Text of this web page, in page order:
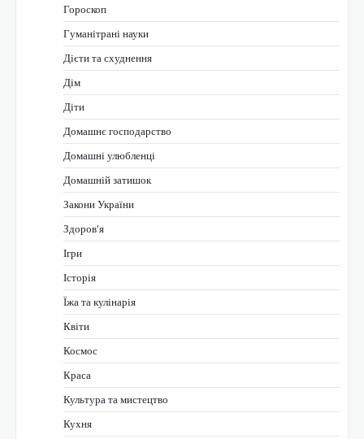
Гороскоп
Гуманітрані науки
Дієти та схуднення
Дім
Діти
Домашнє господарство
Домашні улюбленці
Домашній затишок
Закони України
Здоров'я
Ігри
Історія
Їжа та кулінарія
Квіти
Космос
Краса
Культура та мистецтво
Кухня